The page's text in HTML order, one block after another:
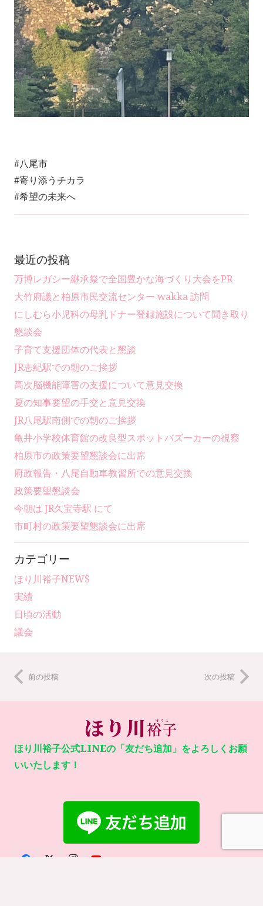
#八尾市
#寄り添うチカラ
#希望の未来へ
最近の投稿
万博レガシー継承祭で全国豊かな海づくり大会をPR
大竹府議と柏原市民交流センター wakka 訪問
にしむら小児科の母乳ドナー登録施設について聞き取り
懇談会
子育て支援団体の代表と懇談
JR志紀駅での朝のご挨拶
高次脳機能障害の支援について意見交換
夏の知事要望の手交と意見交換
JR八尾駅南側での朝のご挨拶
亀井小学校体育館の改良型スポットバズーカーの視察
柏原市の政策要望懇談会に出席
府政報告・八尾自動車教習所での意見交換
政策要望懇談会
今朝は JR久宝寺駅 にて
市町村の政策要望懇談会に出席
カテゴリー
ほり川裕子NEWS
実績
日頃の活動
議会
前の投稿 次の投稿
ほり川裕子公式LINEの「友だち追加」をよろしくお願
いいたします！